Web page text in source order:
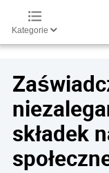
Kategorie
składek